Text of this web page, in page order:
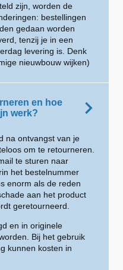
zijn, worden de
bestellingen
gedaan worden
tenzij je in een
levering is. Denk
nieuwbouw wijken)
en hoe
werk?
na ontvangst van je
om te retourneren.
te sturen naar
het bestelnummer
enorm als de reden
aan het product
geretourneerd.
en in originele
Bij het gebruik
kunnen kosten in